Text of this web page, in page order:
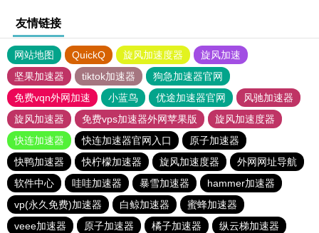
友情链接
网站地图 QuickQ 旋风加速度器
旋风加速
坚果加速器
tiktok加速器
狗急加速器官网
免费vqn外网加速
小蓝鸟 优途加速器官网
风驰加速器
旋风加速器
免费vps加速器外网苹果版
旋风加速度器
快连加速器
快连加速器官网入口
原子加速器
快鸭加速器
快柠檬加速器 旋风加速度器
外网网址导航
软件中心
哇哇加速器 暴雪加速器
hammer加速器
vp(永久免费)加速器
白鲸加速器
蜜蜂加速器
veee加速器
原子加速器 橘子加速器
纵云梯加速器